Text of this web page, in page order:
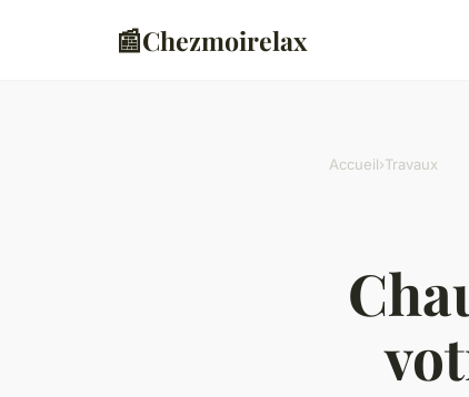
📰Chezmoirelax
Accueil›Travaux